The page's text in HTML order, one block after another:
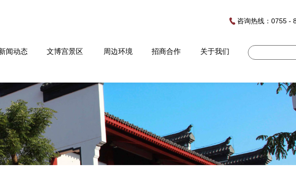
咨询热线：0755 -
闻动态 文博宫景区 周边环境 招商合作 关于我们